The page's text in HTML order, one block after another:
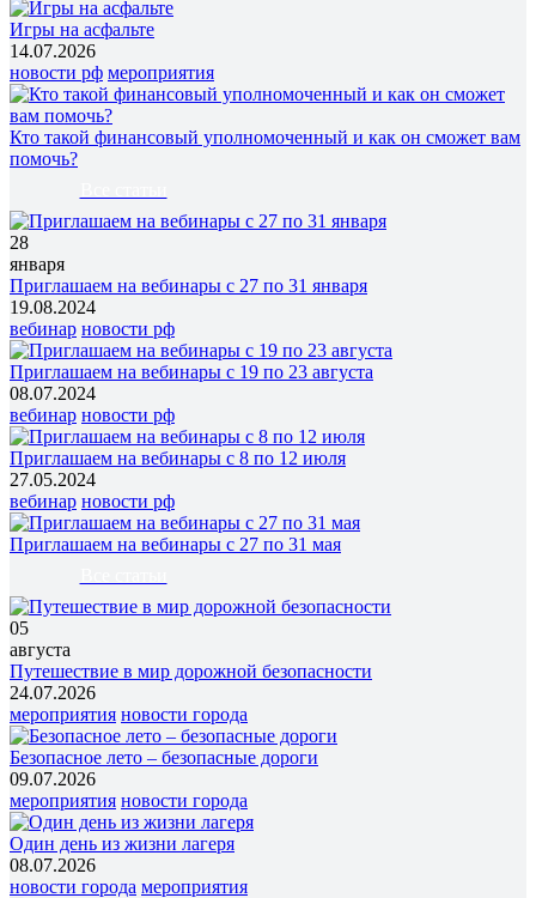
Игры на асфальте
14.07.2026
новости рф мероприятия
Кто такой финансовый уполномоченный и как он сможет вам
помочь?
28
января
Приглашаем на вебинары с 27 по 31 января
19.08.2024
вебинар новости рф
Приглашаем на вебинары с 19 по 23 августа
08.07.2024
вебинар новости рф
Приглашаем на вебинары с 8 по 12 июля
27.05.2024
вебинар новости рф
Приглашаем на вебинары с 27 по 31 мая
05
августа
Путешествие в мир дорожной безопасности
24.07.2026
мероприятия новости города
Безопасное лето – безопасные дороги
09.07.2026
мероприятия новости города
Один день из жизни лагеря
08.07.2026
новости города мероприятия